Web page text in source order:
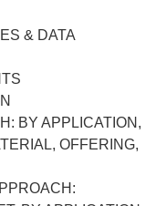
& DATA
APPLICATION,
OFFERING,